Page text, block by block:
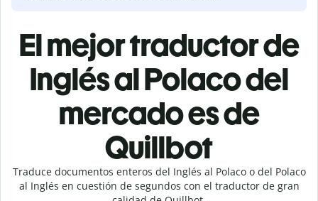
El mejor traductor de
Inglés al Polaco del
mercado es de
Quillbot
Traduce documentos enteros del Inglés al Polaco o del Polaco
al Inglés en cuestión de segundos con el traductor de gran